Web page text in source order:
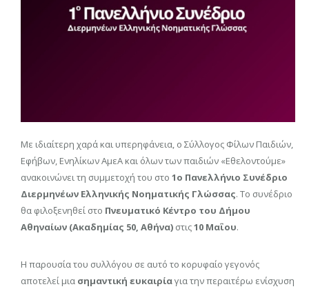
Με ιδιαίτερη χαρά και υπερηφάνεια, ο Σύλλογος Φίλων Παιδιών,
Εφήβων, Ενηλίκων ΑμεΑ και όλων των παιδιών «Εθελοντούμε»
ανακοινώνει τη συμμετοχή του στο 1ο Πανελλήνιο Συνέδριο
Διερμηνέων Ελληνικής Νοηματικής Γλώσσας. Το συνέδριο
θα φιλοξενηθεί στο Πνευματικό Κέντρο του Δήμου
Αθηναίων (Ακαδημίας 50, Αθήνα) στις10 Μαΐου.
Η παρουσία του συλλόγου σε αυτό το κορυφαίο γεγονός
αποτελεί μια σημαντική ευκαιρίαγια την περαιτέρω ενίσχυση